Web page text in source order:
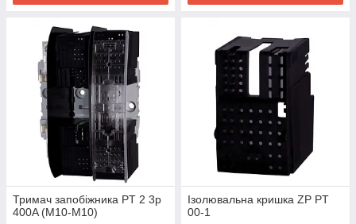
Тримач запобіжника PT 2 3p
400A (M10-M10)
Ізолювальна кришка ZP PT
00-1